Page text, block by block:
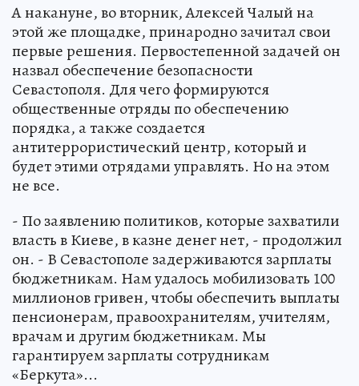
А накануне, во вторник, Алексей Чалый на
этой же площадке, принародно зачитал свои
первые решения. Первостепенной задачей он
назвал обеспечение безопасности
Севастополя. Для чего формируются
общественные отряды по обеспечению
порядка, а также создается
антитеррористический центр, который и
будет этими отрядами управлять. Но на этом
не все.
- По заявлению политиков, которые захватили
власть в Киеве, в казне денег нет, - продолжил
он. - В Севастополе задерживаются зарплаты
бюджетникам. Нам удалось мобилизовать 100
миллионов гривен, чтобы обеспечить выплаты
пенсионерам, правоохранителям, учителям,
врачам и другим бюджетникам. Мы
гарантируем зарплаты сотрудникам
«Беркута»...